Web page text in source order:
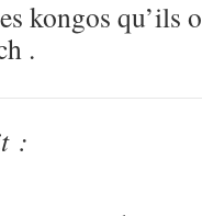
kongos qu’ils
.
: